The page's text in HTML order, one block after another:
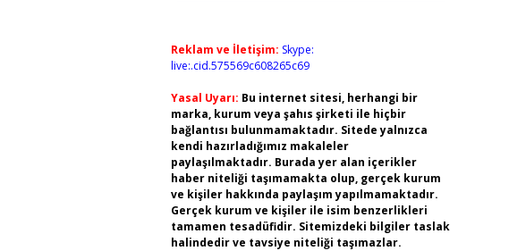
Reklam ve İletişim: Skype:
live:.cid.575569c608265c69
Yasal Uyarı: Bu internet sitesi, herhangi bir
marka, kurum veya şahıs şirketi ile hiçbir
bağlantısı bulunmamaktadır. Sitede yalnızca
kendi hazırladığımız makaleler
paylaşılmaktadır. Burada yer alan içerikler
haber niteliği taşımamakta olup, gerçek kurum
ve kişiler hakkında paylaşım yapılmamaktadır.
Gerçek kurum ve kişiler ile isim benzerlikleri
tamamen tesadüfidir. Sitemizdeki bilgiler taslak
halindedir ve tavsiye niteliği taşımazlar.